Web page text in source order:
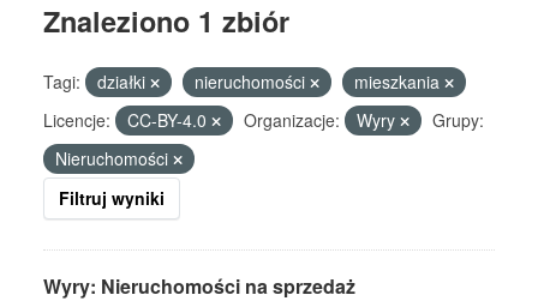
Znaleziono 1 zbiór
Tagi: działki nieruchomości
mieszkania
Licencje:
CC-BY-4.0 Organizacje: Wyry
Grupy:
Nieruchomości
Filtruj wyniki
Wyry: Nieruchomości na sprzedaż